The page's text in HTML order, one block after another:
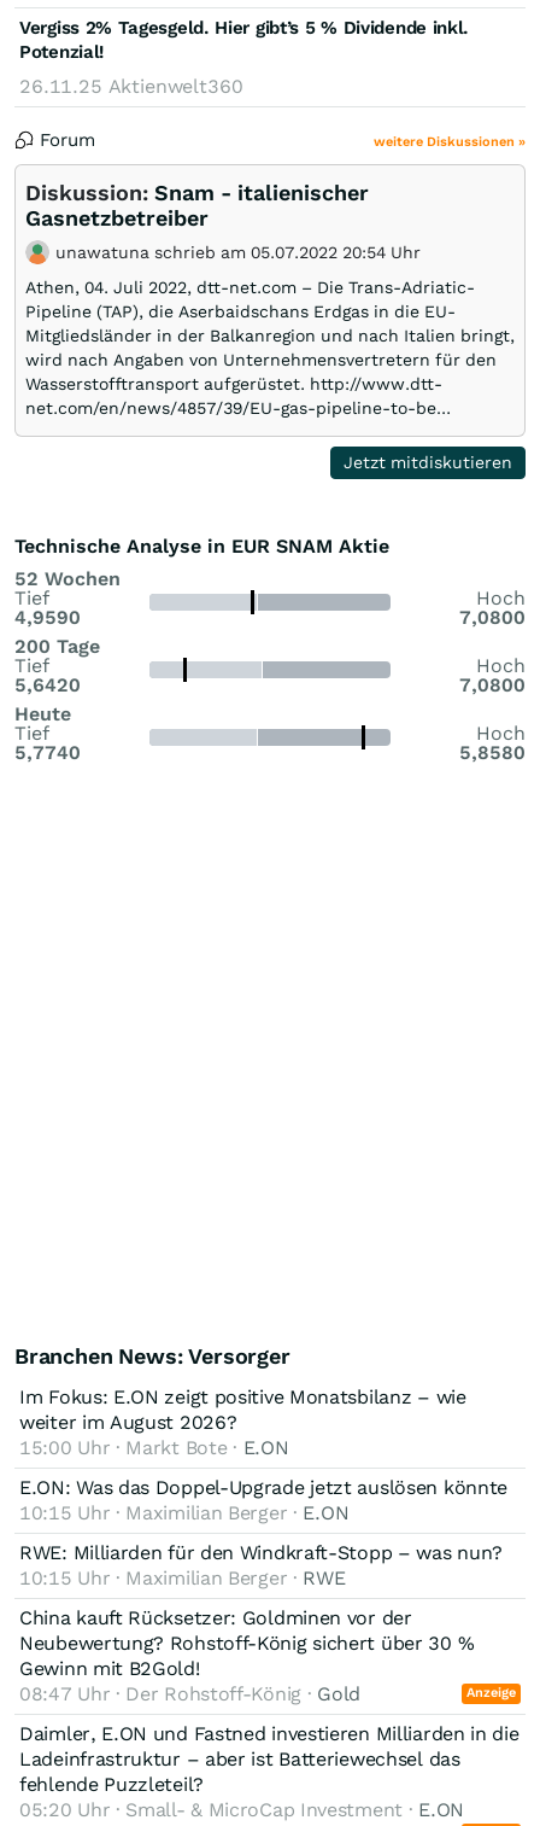
Vergiss 2% Tagesgeld. Hier gibt’s 5 % Dividende inkl.
Potenzial!
26.11.25 Aktienwelt360
Forum weitere Diskussionen »
Diskussion: Snam - italienischer
Gasnetzbetreiber
unawatuna schrieb am 05.07.2022 20:54 Uhr
Athen, 04. Juli 2022, dtt-net.com – Die Trans-Adriatic-
Pipeline (TAP), die Aserbaidschans Erdgas in die EU-
Mitgliedsländer in der Balkanregion und nach Italien bringt,
wird nach Angaben von Unternehmensvertretern für den
Wasserstofftransport aufgerüstet. http://www.dtt-
net.com/en/news/4857/39/EU-gas-pipeline-to-be…
Jetzt mitdiskutieren
Technische Analyse in EUR SNAM Aktie
52 Wochen
Tief
4,9590
Hoch
7,0800
200 Tage
Tief
5,6420
Hoch
7,0800
Heute
Tief
5,7740
Hoch
5,8580
Branchen News: Versorger
Im Fokus: E.ON zeigt positive Monatsbilanz – wie
weiter im August 2026?
15:00 Uhr · Markt Bote · E.ON
E.ON: Was das Doppel-Upgrade jetzt auslösen könnte
10:15 Uhr · Maximilian Berger · E.ON
RWE: Milliarden für den Windkraft-Stopp – was nun?
10:15 Uhr · Maximilian Berger · RWE
​​​​​​​China kauft Rücksetzer: Goldminen vor der
Neubewertung? Rohstoff-König sichert über 30 %
Gewinn mit B2Gold!
08:47 Uhr · Der Rohstoff-König · Gold Anzeige
Daimler, E.ON und Fastned investieren Milliarden in die
Ladeinfrastruktur – aber ist Batteriewechsel das
fehlende Puzzleteil?
05:20 Uhr · Small- & MicroCap Investment · E.ON